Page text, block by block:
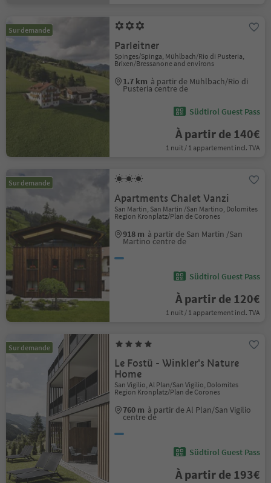
Sur demande
Parleitner
Spinges/Spinga, Mühlbach/Rio di Pusteria,
Brixen/Bressanone and environs
1.7 km à partir de Mühlbach/Rio di
Pusteria centre de
Südtirol Guest Pass
À partir de 140€
1 nuit / 1 appartement incl. TVA
Sur demande
Apartments Chalet Vanzi
San Martin, San Martin /San Martino, Dolomites
Region Kronplatz/Plan de Corones
918 m à partir de San Martin /San
Martino centre de
Südtirol Guest Pass
À partir de 120€
1 nuit / 1 appartement incl. TVA
Sur demande
Le Fostü - Winkler's Nature
Home
San Vigilio, Al Plan/San Vigilio, Dolomites
Region Kronplatz/Plan de Corones
760 m à partir de Al Plan/San Vigilio
centre de
Südtirol Guest Pass
À partir de 193€